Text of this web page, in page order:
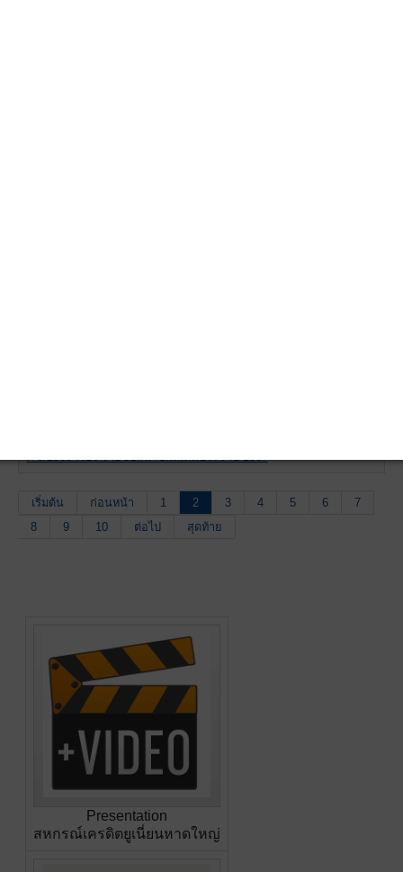
เริ่มต้น ก่อนหน้า 1 2 3 4 5 6
7
8
9 10 ต่อไป สุดท้าย
Presentation
สหกรณ์เครดิตยูเนี่ยนหาดใหญ่